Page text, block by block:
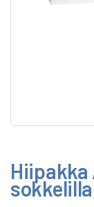
to
the
beginning
Hiipakka
sokkelilla